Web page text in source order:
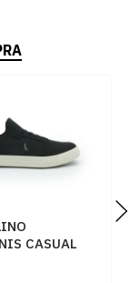
CASUAL